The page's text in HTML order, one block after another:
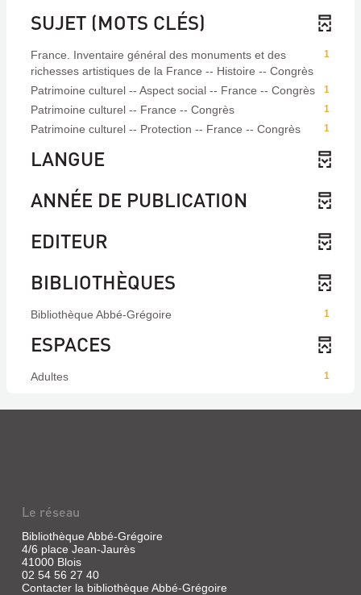
SUJET (MOTS CLÉS)
1
France. Inventaire général des monuments et des
richesses artistiques de la France -- Histoire -- Congrès
1
Patrimoine culturel -- Aspect social -- France -- Congrès
1
Patrimoine culturel -- France -- Congrès
1
Patrimoine culturel -- Protection -- France -- Congrès
LANGUE
ANNÉE DE PUBLICATION
EDITEUR
BIBLIOTHÈQUES
1
Bibliothèque Abbé-Grégoire
ESPACES
1
Adultes
Le réseau
Bibliothèque Abbé-Grégoire
4/6 place Jean-Jaurès
41000 Blois
02 54 56 27 40
Contacter la bibliothèque Abbé-Grégoire